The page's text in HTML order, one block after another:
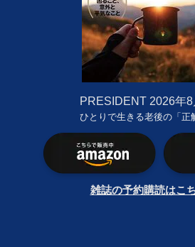
PRESIDENT 2026年
ひとりで生きる老後の「正
雑誌の予約購読はこ